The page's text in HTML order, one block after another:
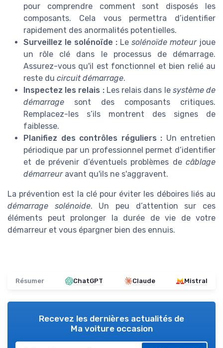
pour comprendre comment sont disposés les
composants. Cela vous permettra d’identifier
rapidement des anormalités potentielles.
Surveillez le solénoïde : Le solénoïde moteurjoue
un rôle clé dans le processus de démarrage.
Assurez-vous qu'il est fonctionnel et bien relié au
reste du circuit démarrage.
Inspectez les relais :Les relais dans le système de
démarrage sont des composants critiques.
Remplacez-les s’ils montrent des signes de
faiblesse.
Planifiez des contrôles réguliers : Un entretien
périodique par un professionnel permet d’identifier
et de prévenir d’éventuels problèmes de câblage
démarreuravant qu'ils ne s'aggravent.
La prévention est la clé pour éviter les déboires liés au
démarrage solénoide. Un peu d’attention sur ces
éléments peut prolonger la durée de vie de votre
démarreur et vous épargner bien des ennuis.
Résumer ChatGPT Claude Mistral
Recevez les dernières actualités de
Ma voiture occasion